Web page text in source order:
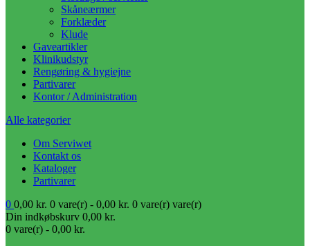
Skåneærmer
Forklæder
Klude
Gaveartikler
Klinikudstyr
Rengøring & hygiejne
Partivarer
Kontor / Administration
Alle kategorier
Om Serviwet
Kontakt os
Kataloger
Partivarer
0 0,00 kr. 0 vare(r) - 0,00 kr. 0 vare(r) vare(r)
Din indkøbskurv 0,00 kr.
0 vare(r) - 0,00 kr.